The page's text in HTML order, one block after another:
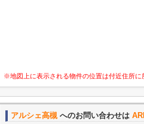
※地図上に表示される物件の位置は付近住所に
アルシェ高槻へのお問い合わせは